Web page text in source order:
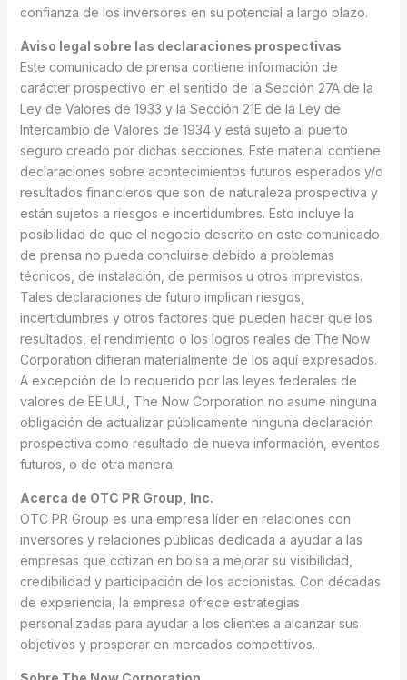
confianza de los inversores en su potencial a largo plazo.
Aviso legal sobre las declaraciones prospectivas
Este comunicado de prensa contiene información de
carácter prospectivo en el sentido de la Sección 27A de la
Ley de Valores de 1933 y la Sección 21E de la Ley de
Intercambio de Valores de 1934 y está sujeto al puerto
seguro creado por dichas secciones. Este material contiene
declaraciones sobre acontecimientos futuros esperados y/o
resultados financieros que son de naturaleza prospectiva y
están sujetos a riesgos e incertidumbres. Esto incluye la
posibilidad de que el negocio descrito en este comunicado
de prensa no pueda concluirse debido a problemas
técnicos, de instalación, de permisos u otros imprevistos.
Tales declaraciones de futuro implican riesgos,
incertidumbres y otros factores que pueden hacer que los
resultados, el rendimiento o los logros reales de The Now
Corporation difieran materialmente de los aquí expresados.
A excepción de lo requerido por las leyes federales de
valores de EE.UU., The Now Corporation no asume ninguna
obligación de actualizar públicamente ninguna declaración
prospectiva como resultado de nueva información, eventos
futuros, o de otra manera.
Acerca de OTC PR Group, Inc.
OTC PR Group es una empresa líder en relaciones con
inversores y relaciones públicas dedicada a ayudar a las
empresas que cotizan en bolsa a mejorar su visibilidad,
credibilidad y participación de los accionistas. Con décadas
de experiencia, la empresa ofrece estrategias
personalizadas para ayudar a los clientes a alcanzar sus
objetivos y prosperar en mercados competitivos.